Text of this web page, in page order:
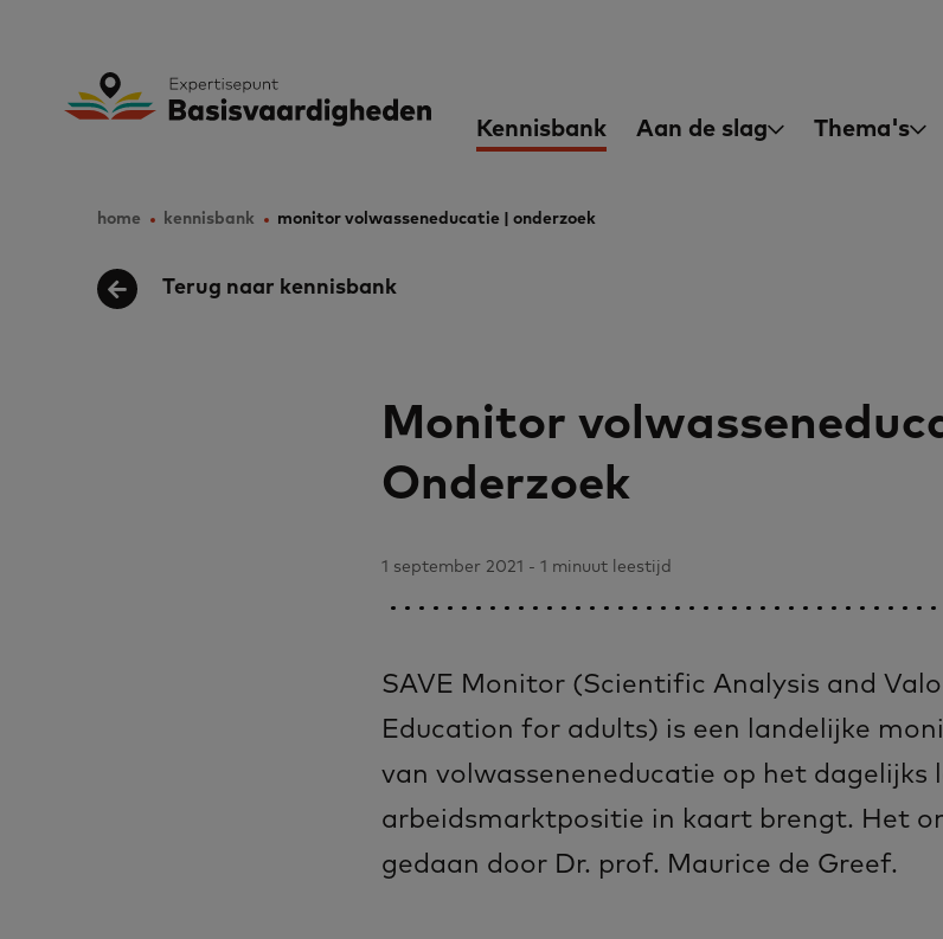
main
Expertisepunt Main
Kennisbank Aan de slag Thema's
Breadcrumb
home kennisbank monitor volwasseneducatie | onderzoek
Terug naar kennisbank
Monitor
Onderzoek
1 september 2021 - 1 minuut leestijd
SAVE Monitor (Scientific Analysis and
Education for adults) is een landelijke
van volwasseneneducatie op het dagelijks
arbeidsmarktpositie in kaart brengt. Het
gedaan door Dr. prof. Maurice de Greef.